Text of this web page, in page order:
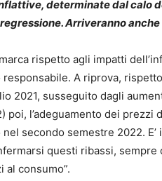
determinate dal calo
Arriveranno
rispetto agli impatti
responsabile. A riprova,
2021, susseguito dagli
poi, l’adeguamento dei
secondo semestre 2022.
questi ribassi,
al consumo”.